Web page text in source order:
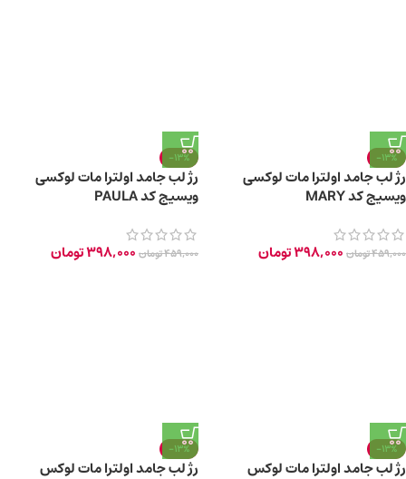
-13%
رژ لب جامد اولترا مات لوکسی
ویسیج کد MARY
459,000تومان 398,000تومان
-13%
رژ لب جامد اولترا مات لوکسی
ویسیج کد PAULA
459,000تومان 398,000تومان
-13%
رژ لب جامد اولترا مات لوکس
-13%
رژ لب جامد اولترا مات لوکس